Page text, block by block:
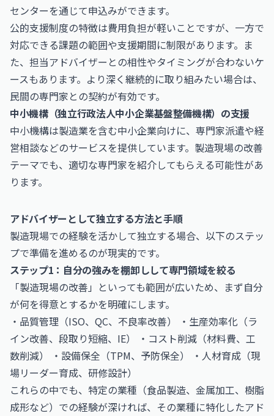
センターを通じて申込みができます。
公的支援制度の特徴は費用負担が軽いことですが、一方で
対応できる課題の範囲や支援期間に制限があります。ま
た、担当アドバイザーとの相性やタイミングが合わないケ
ースもあります。より深く継続的に取り組みたい場合は、
民間の専門家との契約が有効です。
中小機構（独立行政法人中小企業基盤整備機構）の支援
中小機構は製造業を含む中小企業向けに、専門家派遣や経
営相談などのサービスを提供しています。製造現場の改善
テーマでも、適切な専門家を紹介してもらえる可能性があ
ります。
アドバイザーとして独立する方法と手順
製造現場での経験を活かして独立する場合、以下のステッ
プで準備を進めるのが現実的です。
ステップ1：自分の強みを棚卸しして専門領域を絞る
「製造現場の改善」といっても範囲が広いため、まず自分
が何を得意とするかを明確にします。
・品質管理（ISO、QC、不良率改善） ・生産効率化（ラ
イン改善、段取り短縮、IE） ・コスト削減（材料費、工
数削減） ・設備保全（TPM、予防保全） ・人材育成（現
場リーダー育成、研修設計）
これらの中でも、特定の業種（食品製造、金属加工、樹脂
成形など）での経験が深ければ、その業種に特化したアド